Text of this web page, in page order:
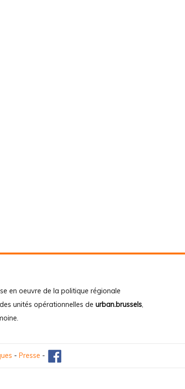
en oeuvre de la politique régionale
unités opérationnelles de urban.brussels,
.
- Presse -